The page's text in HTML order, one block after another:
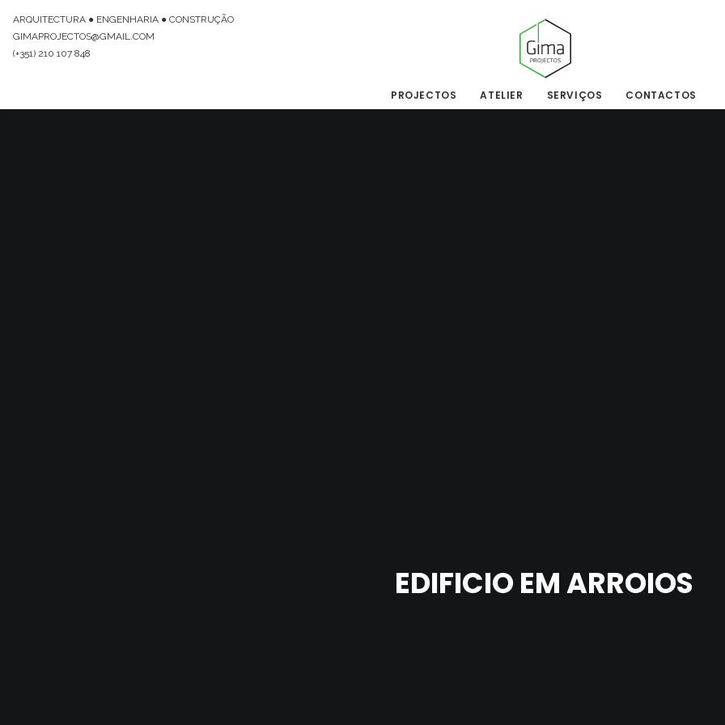
ARQUITECTURA ● ENGENHARIA ● CONSTRUÇÃO
GIMAPROJECTOS@GMAIL.COM
(+351) 210 107 848
PROJECTOS ATELIER SERVIÇOS CONTACTOS
EDIFICIO EM ARROIOS